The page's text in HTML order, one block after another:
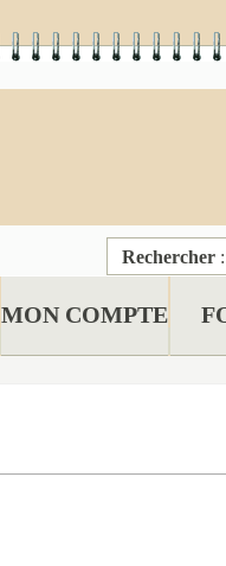
Rechercher
MON COMPTE